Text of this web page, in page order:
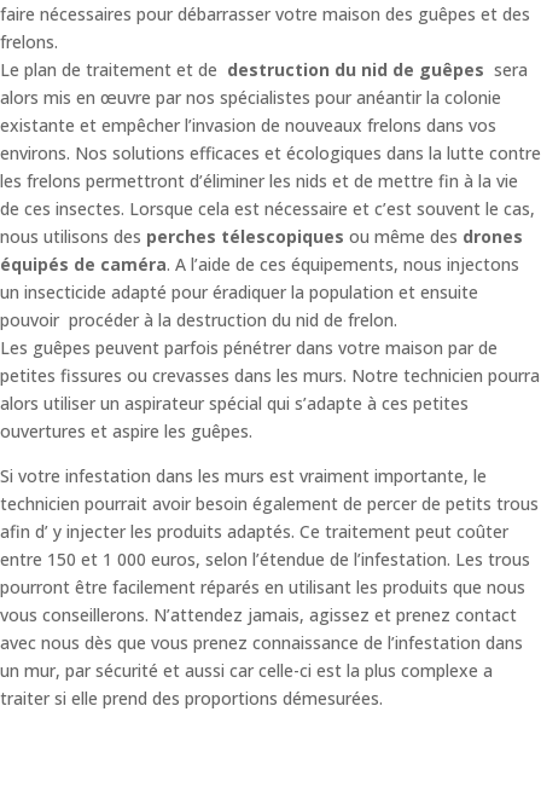
faire nécessaires pour débarrasser votre maison des guêpes et des
frelons.
Le plan de traitement et de destruction du nid de guêpes sera
alors mis en œuvre par nos spécialistes pour anéantir la colonie
existante et empêcher l’invasion de nouveaux frelons dans vos
environs. Nos solutions efficaces et écologiques dans la lutte contre
les frelons permettront d’éliminer les nids et de mettre fin à la vie
de ces insectes. Lorsque cela est nécessaire et c’est souvent le cas,
nous utilisons des perches télescopiques ou même des drones
équipés de caméra. A l’aide de ces équipements, nous injectons
un insecticide adapté pour éradiquer la population et ensuite
pouvoir procéder à la destruction du nid de frelon.
Les guêpes peuvent parfois pénétrer dans votre maison par de
petites fissures ou crevasses dans les murs. Notre technicien pourra
alors utiliser un aspirateur spécial qui s’adapte à ces petites
ouvertures et aspire les guêpes.
Si votre infestation dans les murs est vraiment importante, le
technicien pourrait avoir besoin également de percer de petits trous
afin d’ y injecter les produits adaptés. Ce traitement peut coûter
entre 150 et 1 000 euros, selon l’étendue de l’infestation. Les trous
pourront être facilement réparés en utilisant les produits que nous
vous conseillerons. N’attendez jamais, agissez et prenez contact
avec nous dès que vous prenez connaissance de l’infestation dans
un mur, par sécurité et aussi car celle-ci est la plus complexe a
traiter si elle prend des proportions démesurées.